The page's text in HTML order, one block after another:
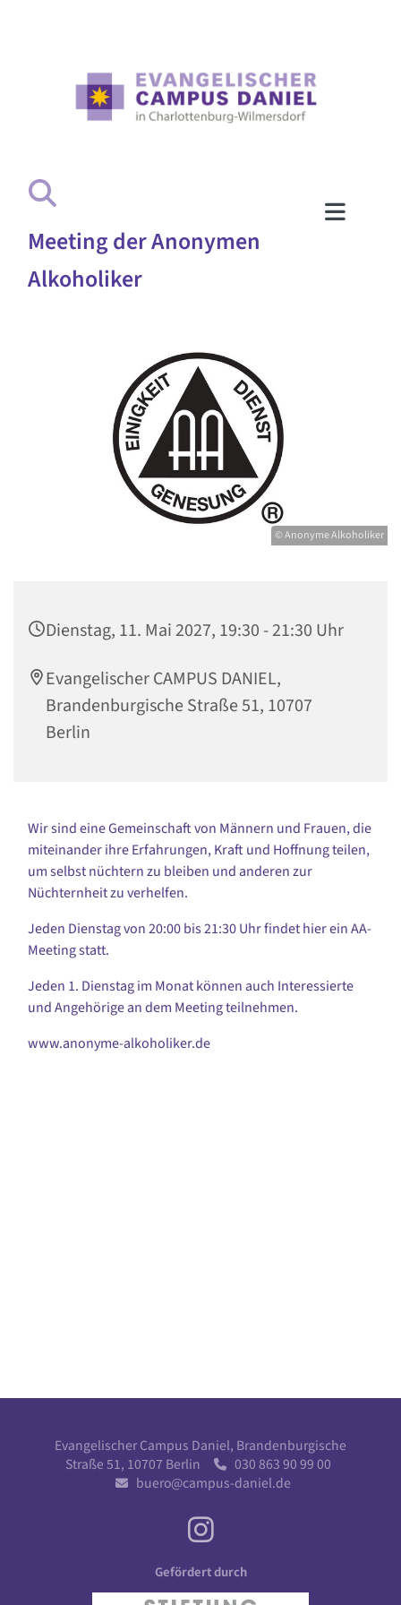
Meeting der Anonymen
Alkoholiker
© Anonyme Alkoholiker
Dienstag, 11. Mai 2027, 19:30 - 21:30 Uhr
Evangelischer CAMPUS DANIEL,
Brandenburgische Straße 51, 10707
Berlin
Wir sind eine Gemeinschaft von Männern und Frauen, die
miteinander ihre Erfahrungen, Kraft und Hoffnung teilen,
um selbst nüchtern zu bleiben und anderen zur
Nüchternheit zu verhelfen.
Jeden Dienstag von 20:00 bis 21:30 Uhr findet hier ein AA-
Meeting statt.
Jeden 1. Dienstag im Monat können auch Interessierte
und Angehörige an dem Meeting teilnehmen.
www.anonyme-alkoholiker.de
Evangelischer Campus Daniel, Brandenburgische
Straße 51, 10707 Berlin
030 863 90 99 00
 buero@campus-daniel.de
Gefördert durch